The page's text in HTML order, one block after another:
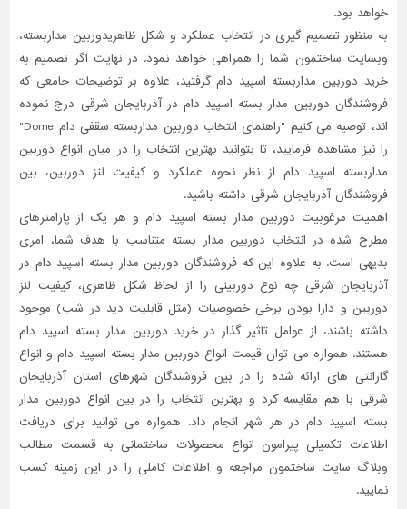
خواهد بود.
به منظور تصمیم گیری در انتخاب عملکرد و شکل ظاهریدوربین مداربسته،
وبسایت ساختمون شما را همراهی خواهد نمود. در نهایت اگر تصمیم به
خرید دوربین مداربسته اسپید دام گرفتید، علاوه بر توضیحات جامعی که
فروشندگان دوربین مدار بسته اسپید دام در آذربایجان شرقی درج نموده
اند، توصیه می کنیم "راهنمای انتخاب دوربین مداربسته سقفی دام Dome"
را نیز مشاهده فرمایید، تا بتوانید بهترین انتخاب را در میان انواع دوربین
مداربسته اسپید دام از نظر نحوه عملکرد و کیفیت لنز دوربین، بین
فروشندگان آذربایجان شرقی داشته باشید.
اهمیت مرغوبیت دوربین مدار بسته اسپید دام و هر یک از پارامترهای
مطرح شده در انتخاب دوربین مدار بسته متناسب با هدف شما، امری
بدیهی است. به علاوه این که فروشندگان دوربین مدار بسته اسپید دام در
آذربایجان شرقی چه نوع دوربینی را از لحاظ شکل ظاهری، کیفیت لنز
دوربین و دارا بودن برخی خصوصیات (مثل قابلیت دید در شب) موجود
داشته باشند، از عوامل تاثیر گذار در خرید دوربین مدار بسته اسپید دام
هستند. همواره می توان قیمت انواع دوربین مدار بسته اسپید دام و انواع
گارانتی های ارائه شده را در بین فروشندگان شهرهای استان آذربایجان
شرقی با هم مقایسه کرد و بهترین انتخاب را در بین انواع دوربین مدار
بسته اسپید دام در هر شهر انجام داد. همواره می توانید برای دریافت
اطلاعات تکمیلی پیرامون انواع محصولات ساختمانی به قسمت مطالب
وبلاگ سایت ساختمون مراجعه و اطلاعات کاملی را در این زمینه کسب
نمایید.